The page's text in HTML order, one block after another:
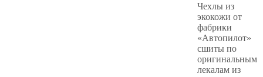
Чехлы из
экокожи от
фабрики
«Автопилот»
сшиты по
оригинальным
лекалам из